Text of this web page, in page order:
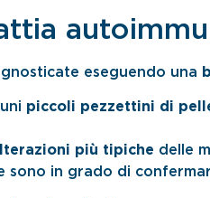
eseguendo una
piccoli pezzettini di
più tipiche delle
in grado di